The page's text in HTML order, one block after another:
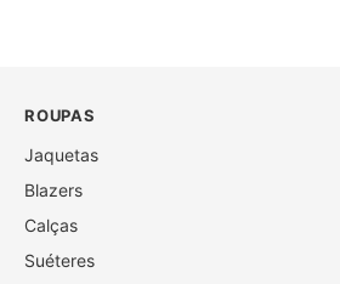
ROUPAS
Jaquetas
Blazers
Calças
Suéteres